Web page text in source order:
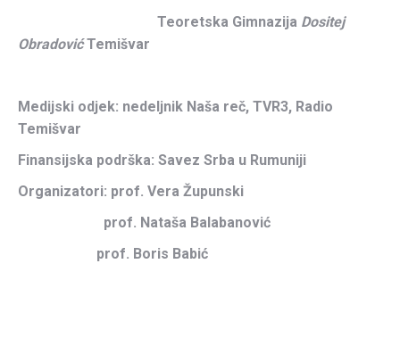
Teoretska Gimnazija Dositej
ObradovićTemišvar
Medijski odjek: nedeljnik Naša reč, TVR3, Radio
Temišvar
Finansijska podrška: Savez Srba u Rumuniji
Organizatori: prof. Vera Župunski
prof. Nataša Balabanović
prof. Boris Babić